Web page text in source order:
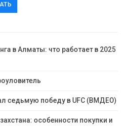
в Алматы: что работает в 2025
седьмую победу в UFC (ВМДЕО)
особенности покупки и